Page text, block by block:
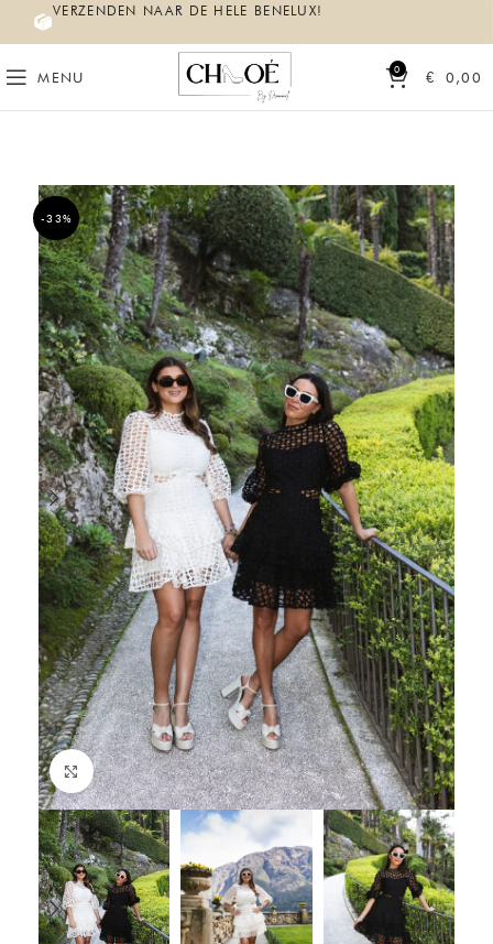
VERZENDEN NAAR DE HELE BENELUX!
MENU 0 € 0,00
-33%
Click to enlarge